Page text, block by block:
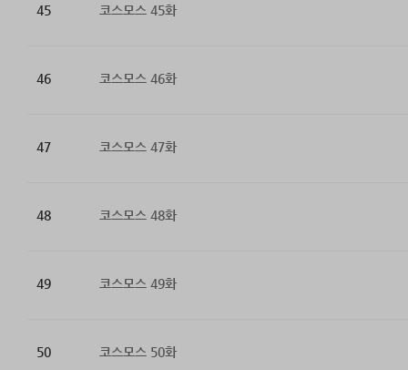
45 코스모스 45화
46 코스모스 46화
47 코스모스 47화
48 코스모스 48화
49 코스모스 49화
50 코스모스 50화